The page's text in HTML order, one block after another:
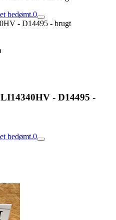
bedømt.0
- D14495 - brugt
- D14495 -
bedømt.0